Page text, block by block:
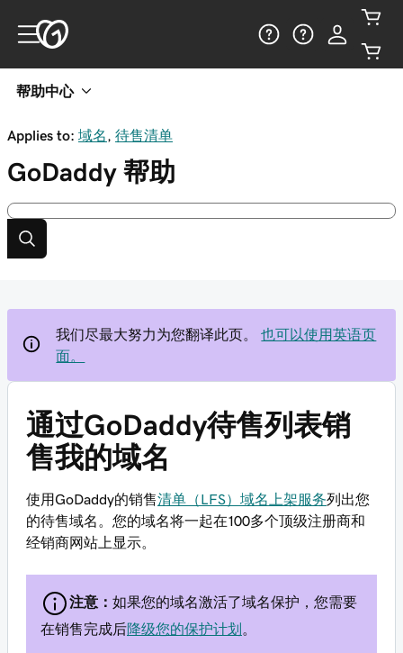
帮助中心
Applies to: 域名 待售清单
GoDaddy 帮助
我们尽最大努力为您翻译此页。
也可以使用英语页
面。
通过GoDaddy待售列表销
售我的域名
使用GoDaddy的销售清单（LFS）域名上架服务列出您
的待售域名。您的域名将一起在100多个顶级注册商和
经销商网站上显示。
注意： 如果您的域名激活了域名保护，您需要
在销售完成后降级您的保护计划